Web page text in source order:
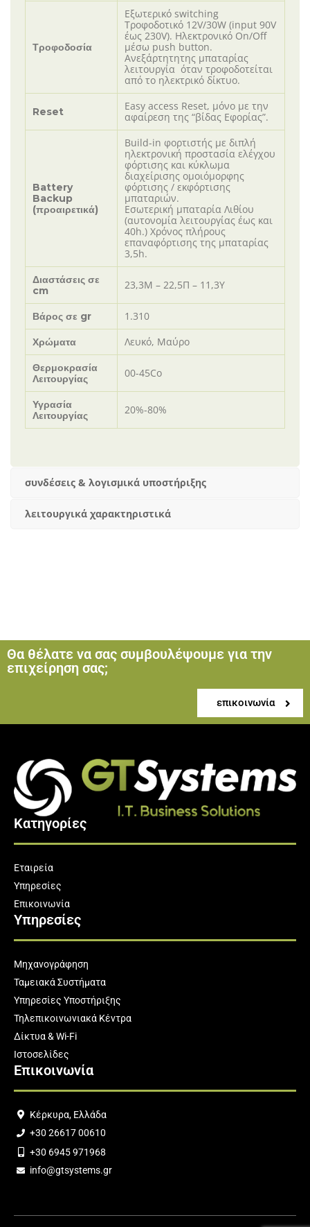
Τροφοδοσία
Εξωτερικό switching
Τροφοδοτικό 12V/30W (input 90V
έως 230V). Ηλεκτρονικό On/Off
μέσω push button.
Ανεξάρτητητης μπαταρίας
λειτουργία όταν τροφοδοτείται
από το ηλεκτρικό δίκτυο.
Reset
Easy access Reset, μόνο με την
αφαίρεση της “βίδας Εφορίας”.
Battery
Backup
(προαιρετικά)
Build-in φορτιστής με διπλή
ηλεκτρονική προστασία ελέγχου
φόρτισης και κύκλωμα
διαχείρισης ομοιόμορφης
φόρτισης / εκφόρτισης
μπαταριών.
Εσωτερική μπαταρία Λιθίου
(αυτονομία λειτουργίας έως και
40h.) Χρόνος πλήρους
επαναφόρτισης της μπαταρίας
3,5h.
Διαστάσεις σε
cm
23,3Μ – 22,5Π – 11,3Υ
Βάρος σε gr 1.310
Χρώματα Λευκό, Μαύρο
Θερμοκρασία
Λειτουργίας
00-45Cο
Υγρασία
Λειτουργίας
20%-80%
συνδέσεις & λογισμικά υποστήριξης
λειτουργικά χαρακτηριστικά
Θα θέλατε να σας συμβουλέψουμε για την
επιχείρηση σας;
επικοινωνία
Κατηγορίες
Εταιρεία
Υπηρεσίες
Επικοινωνία
Υπηρεσίες
Μηχανογράφηση
Ταμειακά Συστήματα
Υπηρεσίες Υποστήριξης
Τηλεπικοινωνιακά Κέντρα
Δίκτυα & Wi-Fi
Ιστοσελίδες
Επικοινωνία
Κέρκυρα, Ελλάδα
+30 26617 00610
+30 6945 971968
info@gtsystems.gr